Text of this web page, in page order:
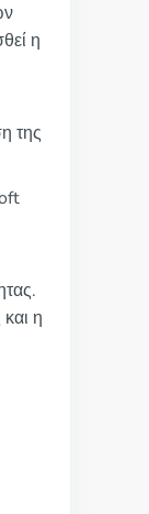
η
της
η